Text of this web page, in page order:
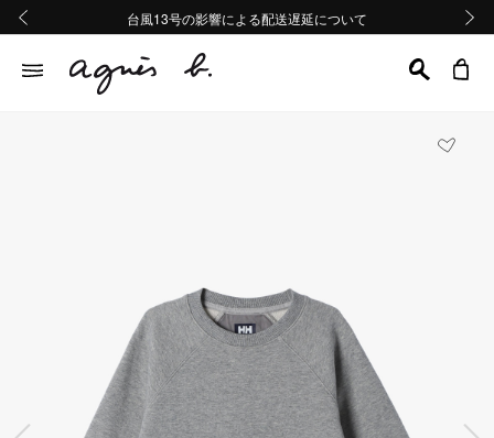
熊本地域地震の影響による配送遅延について
Summer Sale 2buy10%OFF!!
台風13号の影響による配送遅延について
熊本地域地震の影響による配送遅延について
Summer Sale 2buy10%OFF!!
前の画像